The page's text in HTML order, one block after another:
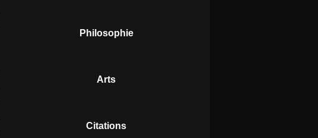
Philosophie
Arts
Citations